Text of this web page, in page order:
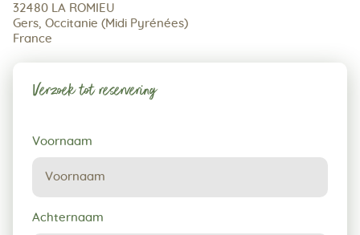
32480 LA ROMIEU
Gers, Occitanie (Midi Pyrénées)
France
Verzoek tot reservering
Verzoek
tot
reservering
Voornaam
Achternaam